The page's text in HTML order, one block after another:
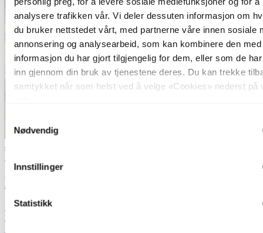
analysere trafikken vår. Vi deler dessuten informasjon om
du bruker nettstedet vårt, med partnerne våre innen sosiale
annonsering og analysearbeid, som kan kombinere den med
informasjon du har gjort tilgjengelig for dem, eller som de
inn gjennom din bruk av tjenestene deres. Du kan trekke
samtykket når som helst ved å velge «Cookies» nederst på
Nødvendig
Innstillinger
Statistikk
40% ved kjøp av 2 eller flere
Nova Life
Luther vegglampe IP21 40cm sort
kr 749,-
kr 1 499,-